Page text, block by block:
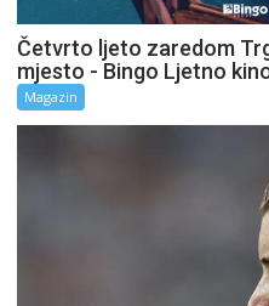
Četvrto ljeto zaredom
mjesto - Bingo Ljetno
Magazin